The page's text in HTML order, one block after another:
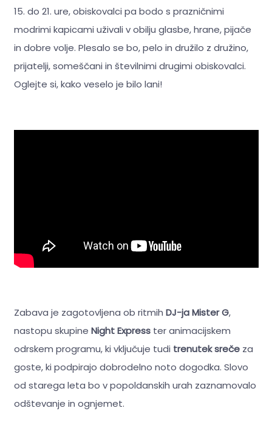
15. do 21. ure, obiskovalci pa bodo s prazničnimi
modrimi kapicami uživali v obilju glasbe, hrane, pijače
in dobre volje. Plesalo se bo, pelo in družilo z družino,
prijatelji, someščani in številnimi drugimi obiskovalci.
Oglejte si, kako veselo je bilo lani!
Zabava je zagotovljena ob ritmih DJ-ja Mister G,
nastopu skupine Night Expresster animacijskem
odrskem programu, ki vključuje tudi trenutek srečeza
goste, ki podpirajo dobrodelno noto dogodka. Slovo
od starega leta bo v popoldanskih urah zaznamovalo
odštevanje in ognjemet.